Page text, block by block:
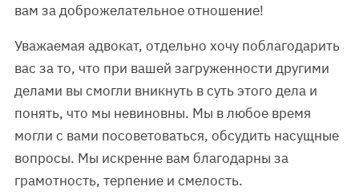
вам за доброжелательное отношение!
Уважаемая адвокат, отдельно хочу поблагодарить
вас за то, что при вашей загруженности другими
делами вы смогли вникнуть в суть этого дела и
понять, что мы невиновны. Мы в любое время
могли с вами посоветоваться, обсудить насущные
вопросы. Мы искренне вам благодарны за
грамотность, терпение и смелость.